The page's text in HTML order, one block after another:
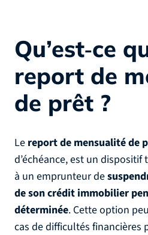
Qu’est‑ce
report de
de prêt ?
Le report de mensualité de
d’échéance, est un
à un emprunteur de
de son crédit immobilier
déterminée. Cette option
cas de difficultés financières